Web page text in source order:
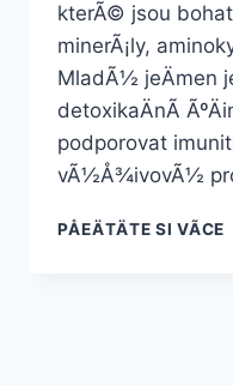
kterÃ© jsou
minerÃ¡ly,
MladÃ½ jeÄmen
detoxikaÄnÃ­
podporovat
vÃ½Å¾ivovÃ½
PÅEÄTÄTE SI VÃ­CE